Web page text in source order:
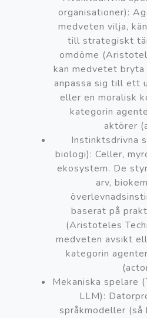
organisationer):
medveten vilja,
till strategiskt
omdöme
kan medvetet
anpassa sig till ett
eller en moralisk
kategorin
aktörer
Instinktsdrivna
biologi): Celler,
ekosystem. De
arv,
baserat på
(Aristoteles
medveten avsikt
kategorin
Mekaniska spelare
LLM):
språkmodeller (så